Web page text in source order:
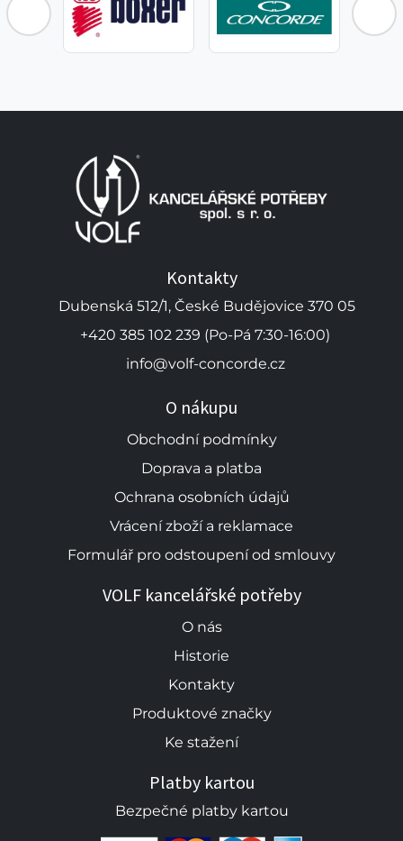
Kontakty
Dubenská 512/1, České Budějovice 370 05
+420 385 102 239 (Po-Pá 7:30-16:00)
info@volf-concorde.cz
O nákupu
Obchodní podmínky
Doprava a platba
Ochrana osobních údajů
Vrácení zboží a reklamace
Formulář pro odstoupení od smlouvy
VOLF kancelářské potřeby
O nás
Historie
Kontakty
Produktové značky
Ke stažení
Platby kartou
Bezpečné platby kartou